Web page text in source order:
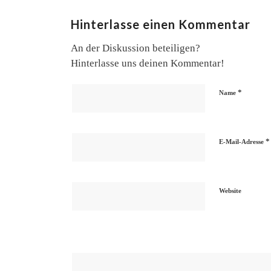
Hinterlasse einen Kommentar
An der Diskussion beteiligen?
Hinterlasse uns deinen Kommentar!
Name*
E-Mail-Adresse*
Website